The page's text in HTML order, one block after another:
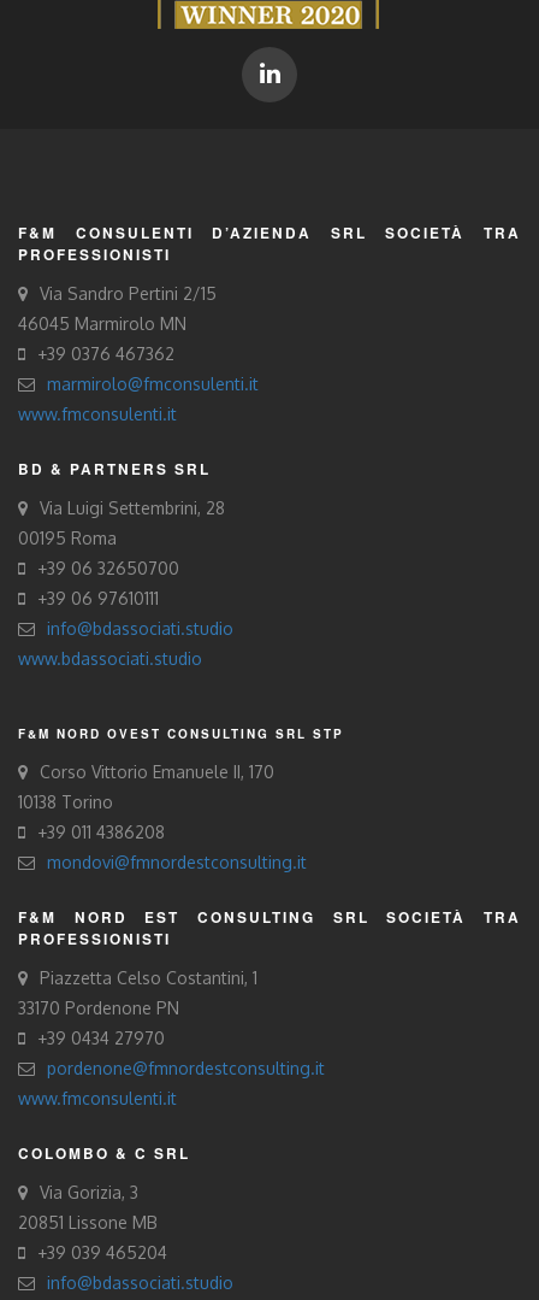
F&M CONSULENTI D’AZIENDA SRL SOCIETÀ TRA
PROFESSIONISTI
Via Sandro Pertini 2/15
46045 Marmirolo MN
+39 0376 467362
marmirolo@fmconsulenti.it
www.fmconsulenti.it
BD & PARTNERS SRL
Via Luigi Settembrini, 28
00195 Roma
+39 06 32650700
+39 06 97610111
info@bdassociati.studio
www.bdassociati.studio
F&M NORD OVEST CONSULTING SRL STP
Corso Vittorio Emanuele II, 170
10138 Torino
+39 011 4386208
mondovi@fmnordestconsulting.it
F&M NORD EST CONSULTING SRL SOCIETÀ TRA
PROFESSIONISTI
Piazzetta Celso Costantini, 1
33170 Pordenone PN
+39 0434 27970
pordenone@fmnordestconsulting.it
www.fmconsulenti.it
COLOMBO & C SRL
Via Gorizia, 3
20851 Lissone MB
+39 039 465204
info@bdassociati.studio